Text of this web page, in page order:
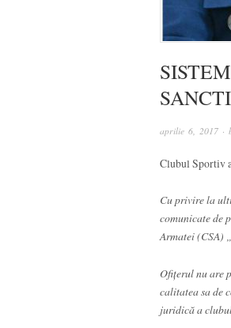
aprilie 6, 2017 ·
Clubul Sportiv
Cu privire la
comunicate de
Armatei (CSA)
Ofițerul nu are
calitatea sa de
juridică a